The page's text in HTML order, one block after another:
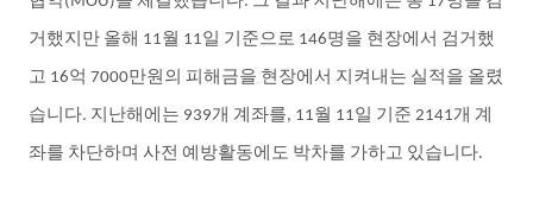
거했지만 올해 11월 11일 기준으로 146명을 현장에서 검거했
고 16억 7000만원의 피해금을 현장에서 지켜내는 실적을 올렸
습니다. 지난해에는 939개 계좌를, 11월 11일 기준 2141개 계
좌를 차단하며 사전 예방활동에도 박차를 가하고 있습니다.